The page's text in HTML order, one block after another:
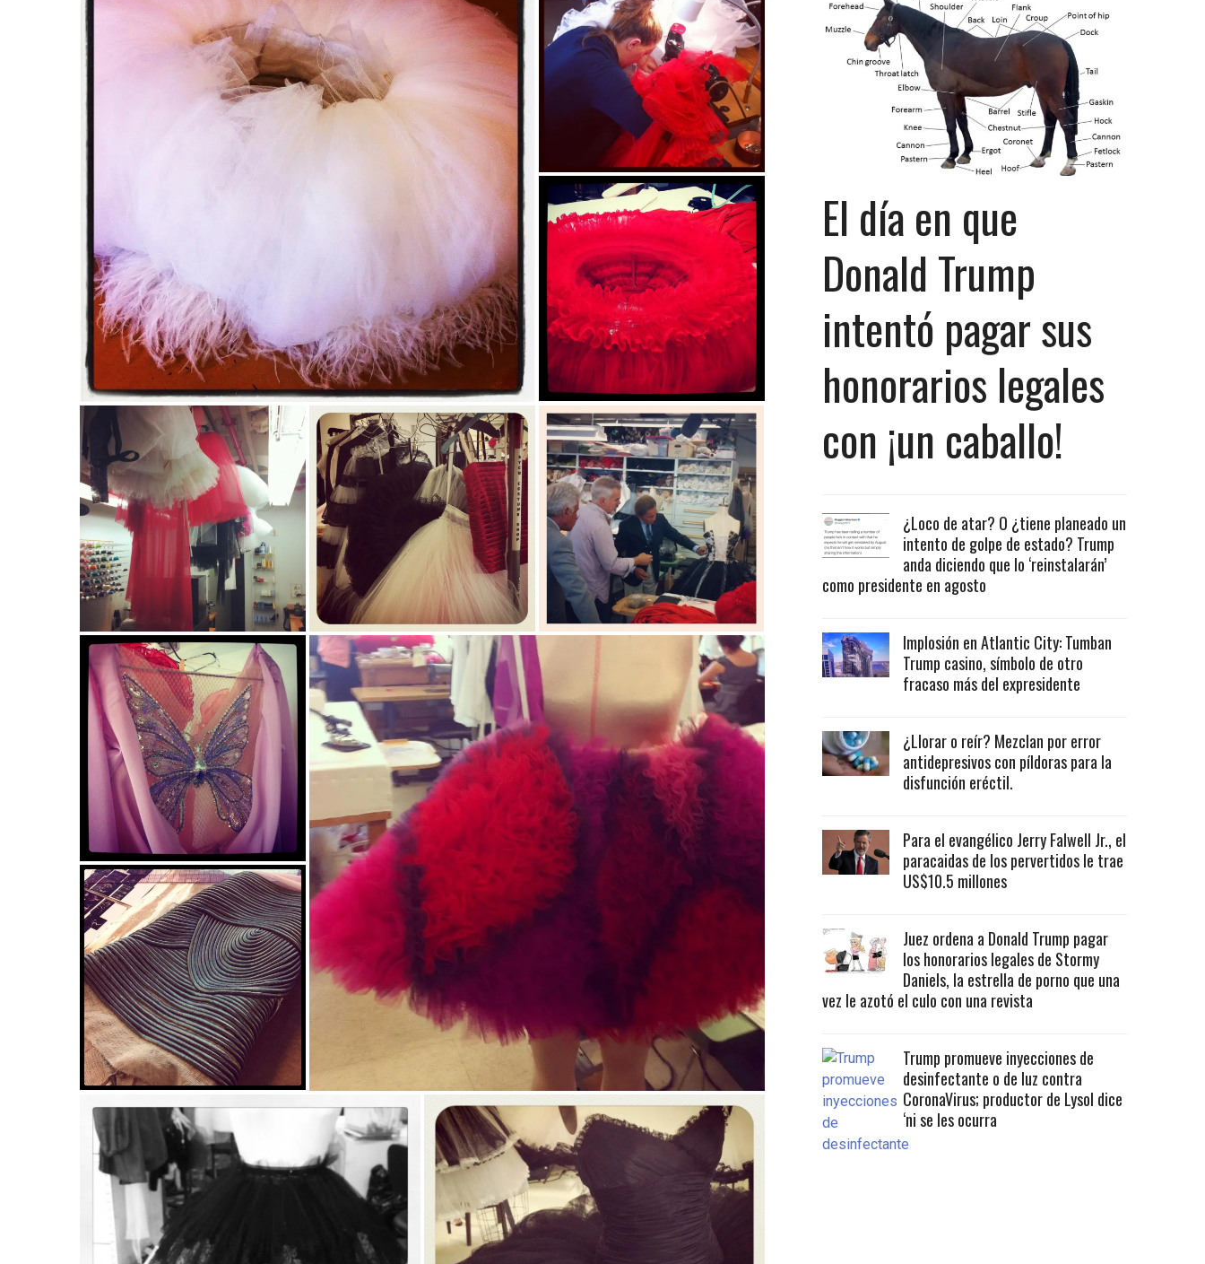
El día en que
Donald Trump
intentó pagar sus
honorarios legales
con ¡un caballo!
¿Loco de atar? O ¿tiene planeado un
intento de golpe de estado? Trump
anda diciendo que lo ‘reinstalarán’
como presidente en agosto
Implosión en Atlantic City: Tumban
Trump casino, símbolo de otro
fracaso más del expresidente
¿Llorar o reír? Mezclan por error
antidepresivos con píldoras para la
disfunción eréctil.
Para el evangélico Jerry Falwell Jr., el
paracaidas de los pervertidos le trae
US$10.5 millones
Juez ordena a Donald Trump pagar
los honorarios legales de Stormy
Daniels, la estrella de porno que una
vez le azotó el culo con una revista
Trump promueve inyecciones de
desinfectante o de luz contra
CoronaVirus; productor de Lysol dice
‘ni se les ocurra